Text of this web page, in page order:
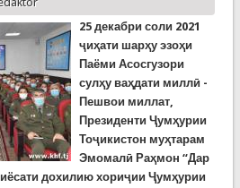
25 декабри соли 2021
ҷиҳати шарҳу эзоҳи
Паёми Асосгузори
сулҳу ваҳдати миллӣ -
Пешвои миллат,
Президенти Ҷумҳурии
Тоҷикистон муҳтарам
Эмомалӣ Раҳмон “Дар
дохилию хориҷии Ҷумҳурии